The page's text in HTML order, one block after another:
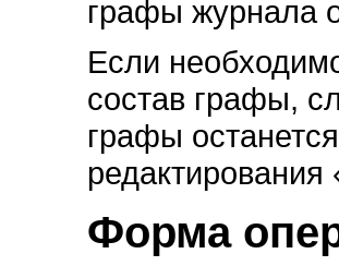
графы журнала
Если
состав графы,
графы
Форма